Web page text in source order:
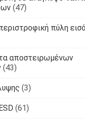
(47)
πύλη
αποστειρωμένων
(43)
(3)
(61)